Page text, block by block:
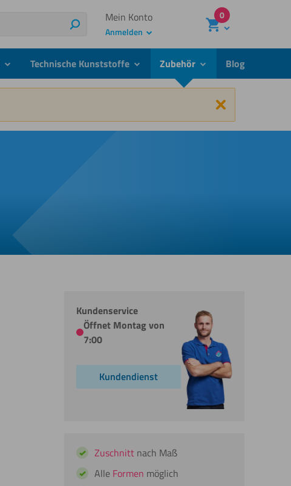
Suchen
Mein Konto
Anmelden
0
submenuTechnische Kunststoffe submenuZubehör submenuBlog
Schließen
Kundenservice
Öffnet Montag von
7:00
Kundendienst
Zuschnitt nach Maß
Alle Formen möglich